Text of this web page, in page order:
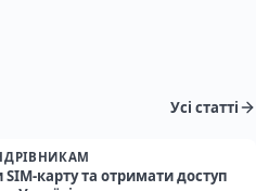
Усі статті
карту та отримати доступ